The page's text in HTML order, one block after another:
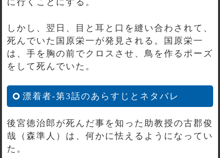
に行くことにする。
しかし、翌日、目と耳と口を縫い合わされて、
死んでいた国原栄一が発見される。国原栄一
は、手を胸の前でクロスさせ、鳥を作るポーズ
をして死んでいた。
漂着者-第3話のあらすじとネタバレ
後宮徳治郎が死んだ事を知った助教授の古郡俊
哉（森準人）は、何かに怯えるようになってい
た。